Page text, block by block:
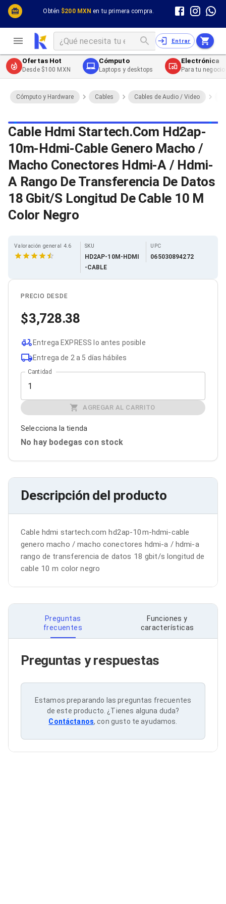
Obtén $200 MXN en tu primera compra.
Cómputo y Hardware
Desktop y Portátiles
Impresión y Consumibles
Celulares y Telefonía
Energía
Entrar
Cómputo y Hardware
Cables
Cables PC
Cables PC USB
Cables PC Serial
Cables PC SATA / eSATA
Cables PC SAS
Cables PC VGA / HD15
Cables de Audio / Video HDMI
Cables de Audio / Video VGA
Cables de Audio / Video RCA
Cables de Audio / Video Toslink
Cables de Energía
Cables de Poder (Interno)
Cables de Poder (Externo)
Cables de Red
Cables Fibra Óptica
Accesorios para Cables
Jacks de Red
Tapas y Cajas
Pinzas Ponchadoras
Cortadoras de Cable
Protectores para Cables
Cables para Impresoras
Bobinas
Cableado Estructurado
Sujetadores de Cables
Adaptadores
Adaptadores PC
Adaptadores PC USB
Adaptadores PC SATA
Adaptadores PC IDE
Adaptadores PC Teclado
Bluetooth
Adaptadores Video DisplayPort
Divisores de Video
Adaptadores Video HDMI
Adaptadores Video VGA / HD15
Repetidores USB
Adaptadores Audio
Adaptadores Audio AUX
Adaptadores Audio USB
Mouse
Teclados
Teclados Numéricos
Controles de Juego para PC
Servidores
Racks y Gabinetes
Cableado Estructurado para Servidores
Fuentes de Poder
Enfriamiento para Servidores
Soportes y Paneles
Servidores
Soportes de Datos
Ofertas Hot
Desde $100 MXN
Cómputo
Laptops y desktops
Electrónica
Para tu
Cómputo y Hardware Cables Cables de Audio / Video
Cable Hdmi Startech.Com Hd2ap-
10m-Hdmi-Cable Genero Macho /
Macho Conectores Hdmi-A / Hdmi-
A Rango De Transferencia De Datos
18 Gbit/S Longitud De Cable 10 M
Color Negro
Valoración general 4.6 SKU
HD2AP-10M-HDMI
-CABLE
UPC
065030894272
PRECIO DESDE
3,728.38
Entrega EXPRESS lo antes posible
Entrega de 2 a 5 días hábiles
Cantidad
AGREGAR AL CARRITO
Selecciona la tienda
No hay bodegas con stock
Descripción del producto
Cable hdmi startech.com hd2ap-10m-hdmi-cable
genero macho / macho conectores hdmi-a / hdmi-a
rango de transferencia de datos 18 gbit/s longitud de
cable 10 m color negro
Preguntas
frecuentes
Funciones y
características
Preguntas y respuestas
Estamos preparando las preguntas frecuentes
de este producto. ¿Tienes alguna duda?
Contáctanos, con gusto te ayudamos.